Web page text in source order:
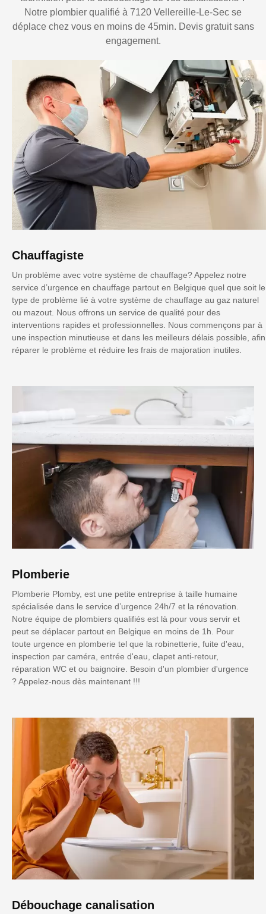
Notre plombier qualifié à 7120 Vellereille-Le-Sec se
déplace chez vous en moins de 45min. Devis gratuit sans
engagement.
Chauffagiste
Un problème avec votre système de chauffage? Appelez notre
service d’urgence en chauffage partout en Belgique quel que soit le
type de problème lié à votre système de chauffage au gaz naturel
ou mazout. Nous offrons un service de qualité pour des
interventions rapides et professionnelles. Nous commençons par à
une inspection minutieuse et dans les meilleurs délais possible, afin
réparer le problème et réduire les frais de majoration inutiles.
Plomberie
Plomberie Plomby, est une petite entreprise à taille humaine
spécialisée dans le service d’urgence 24h/7 et la rénovation.
Notre équipe de plombiers qualifiés est là pour vous servir et
peut se déplacer partout en Belgique en moins de 1h. Pour
toute urgence en plomberie tel que la robinetterie, fuite d'eau,
inspection par caméra, entrée d'eau, clapet anti-retour,
réparation WC et ou baignoire. Besoin d'un plombier d'urgence
? Appelez-nous dès maintenant !!!
Débouchage canalisation